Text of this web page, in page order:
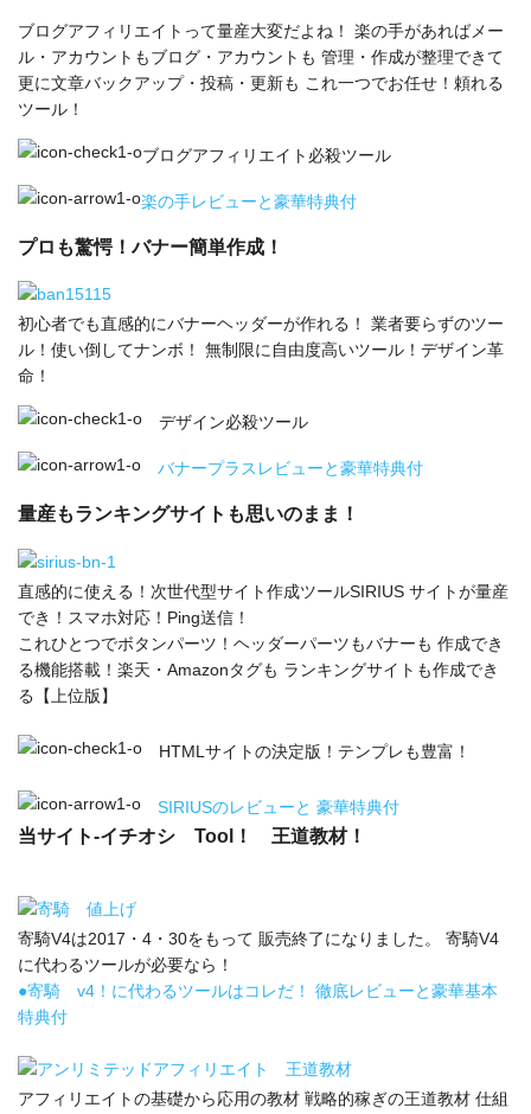
ブログアフィリエイトって量産大変だよね！ 楽の手があればメー
ル・アカウントもブログ・アカウントも 管理・作成が整理できて
更に文章バックアップ・投稿・更新も これ一つでお任せ！頼れる
ツール！
ブログアフィリエイト必殺ツール
楽の手レビューと豪華特典付
プロも驚愕！バナー簡単作成！
初心者でも直感的にバナーヘッダーが作れる！ 業者要らずのツー
ル！使い倒してナンボ！ 無制限に自由度高いツール！デザイン革
命！
デザイン必殺ツール
バナープラスレビューと豪華特典付
量産もランキングサイトも思いのまま！
直感的に使える！次世代型サイト作成ツールSIRIUS サイトが量産
でき！スマホ対応！Ping送信！
これひとつでボタンパーツ！ヘッダーパーツもバナーも 作成でき
る機能搭載！楽天・Amazonタグも ランキングサイトも作成でき
る【上位版】
HTMLサイトの決定版！テンプレも豊富！
SIRIUSのレビューと 豪華特典付
当サイト-イチオシ Tool！ 王道教材！
寄騎V4は2017・4・30をもって 販売終了になりました。 寄騎V4
に代わるツールが必要なら！
●寄騎 v4！に代わるツールはコレだ！ 徹底レビューと豪華基本
特典付
アフィリエイトの基礎から応用の教材 戦略的稼ぎの王道教材 仕組